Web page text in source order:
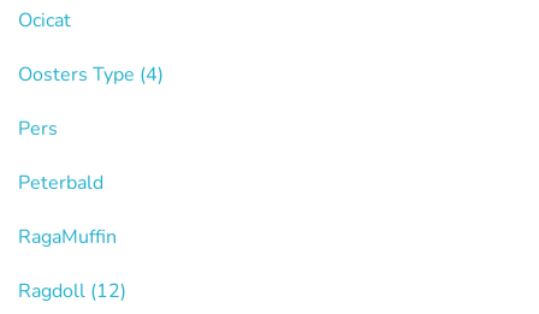
Ocicat
Oosters Type (4)
Pers
Peterbald
RagaMuffin
Ragdoll (12)